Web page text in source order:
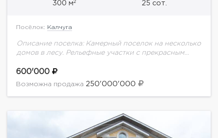
300 м2 25 сот.
Посёлок: Калчуга
Описание поселка: Камерный поселок на несколько
домов в лесу. Рельефные участки с прекрасным
Уютный дом с современным дизайном интерьеров.
600'000
Возможна продажа 250'000'000